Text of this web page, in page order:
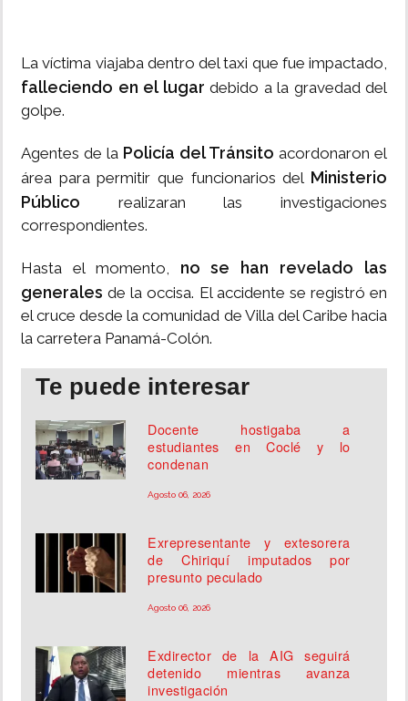
La víctima viajaba dentro del taxi que fue impactado,
falleciendo en el lugar debido a la gravedad del
golpe.
Agentes de la Policía del Tránsito acordonaron el
área para permitir que funcionarios del Ministerio
Público realizaran las investigaciones
correspondientes.
Hasta el momento, no se han revelado las
generales de la occisa. El accidente se registró en
el cruce desde la comunidad de Villa del Caribe hacia
la carretera Panamá-Colón.
Te puede interesar
Docente hostigaba a
estudiantes en Coclé y lo
condenan
Agosto 06, 2026
Exrepresentante y extesorera
de Chiriquí imputados por
presunto peculado
Agosto 06, 2026
Exdirector de la AIG seguirá
detenido mientras avanza
investigación